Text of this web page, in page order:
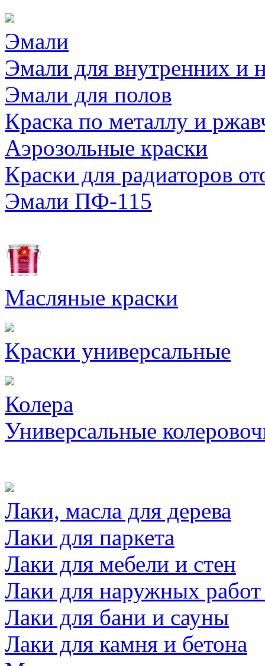
Эмали
Эмали для внутренних и
Эмали для полов
Краска по металлу и
Аэрозольные краски
Краски для радиаторов
Эмали ПФ-115
Масляные краски
Краски универсальные
Колера
Универсальные
Лаки, масла для дерева
Лаки для паркета
Лаки для мебели и стен
Лаки для наружных
Лаки для бани и сауны
Лаки для камня и бетона